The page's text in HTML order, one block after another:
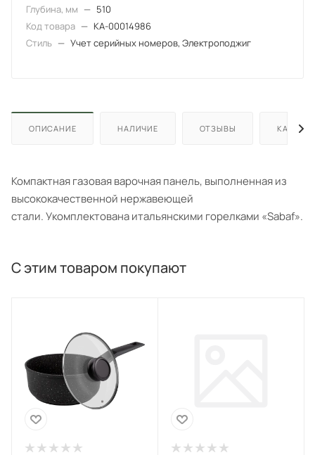
Глубина, мм — 510
Код товара — КА-00014986
Стиль — Учет серийных номеров, Электроподжиг
ОПИСАНИЕ НАЛИЧИЕ ОТЗЫВЫ КАК
Компактная газовая варочная панель, выполненная из
высококачественной нержавеющей
стали. Укомплектована итальянскими горелками «Sabaf».
С этим товаром покупают